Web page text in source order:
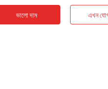
ভালো দাম এখন